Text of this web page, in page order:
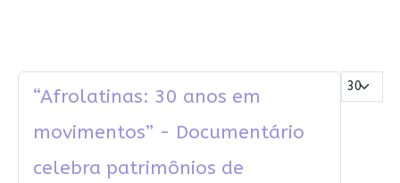
Mostrar #
“Afrolatinas: 30 anos em
movimentos” - Documentário
celebra patrimônios de